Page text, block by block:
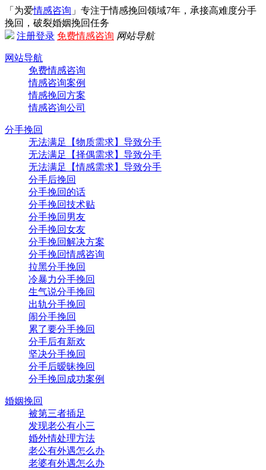
「为爱情感咨询 」专注于情感挽回领域7年，承接高难度分手
挽回，破裂婚姻挽回任务
注册登录 免费情感咨询 网站导航
网站导航
免费情感咨询
情感咨询案例
情感挽回方案
情感咨询公司
分手挽回
无法满足【物质需求】导致分手
无法满足【择偶需求】导致分手
无法满足【情感需求】导致分手
分手后挽回
分手挽回的话
分手挽回技术贴
分手挽回男友
分手挽回女友
分手挽回解决方案
分手挽回情感咨询
拉黑分手挽回
冷暴力分手挽回
生气说分手挽回
出轨分手挽回
闹分手挽回
累了要分手挽回
分手后有新欢
坚决分手挽回
分手后暧昧挽回
分手挽回成功案例
婚姻挽回
被第三者插足
发现老公有小三
婚外情处理方法
老公有外遇怎么办
老婆有外遇怎么办